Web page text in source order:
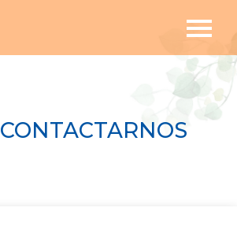
CONTACTARNOS